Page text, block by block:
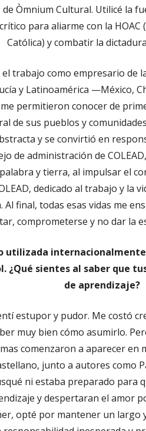
de Òmnium Cultural. Utilicé la
para aliarme con la HOAC
Católica) y combatir la
trabajo como empresario de
y Latinoamérica —México,
permitieron conocer de
de sus pueblos y
y se convirtió en
de administración de
y tierra, al impulsar el
dedicado al trabajo y la
Al final, todas esas vidas me
comprometerse y no dar la
utilizada
¿Qué sientes al saber que
de aprendizaje?
estupor y pudor. Me costó
muy bien cómo asumirlo.
comenzaron a aparecer en
junto a autores como
ni estaba preparado para
y despertaran el amor
opté por mantener un largo